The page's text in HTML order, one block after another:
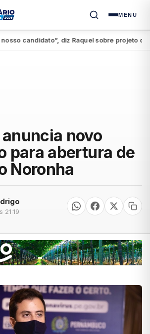
MENU
candidato”, diz Raquel sobre projeto de
novo
para abertura de
Noronha
21:19